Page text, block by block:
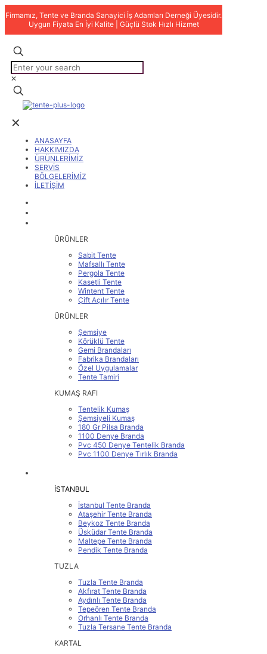
Firmamız, Tente ve Branda Sanayici İş Adamları Derneği Üyesidir.
Uygun Fiyata En İyi Kalite | Güçlü Stok Hızlı Hizmet
✕
✕
ANASAYFA
HAKKIMIZDA
ÜRÜNLERİMİZ
SERVİS
BÖLGELERİMİZ
İLETİŞİM
ÜRÜNLER
Sabit Tente
Mafsallı Tente
Pergola Tente
Kasetli Tente
Wintent Tente
Çift Açılır Tente
ÜRÜNLER
Şemsiye
Körüklü Tente
Gemi Brandaları
Fabrika Brandaları
Özel Uygulamalar
Tente Tamiri
KUMAŞ RAFI
Tentelik Kumaş
Şemsiyeli Kumaş
180 Gr Pilsa Branda
1100 Denye Branda
Pvc 450 Denye Tentelik Branda
Pvc 1100 Denye Tırlık Branda
İSTANBUL
İstanbul Tente Branda
Ataşehir Tente Branda
Beykoz Tente Branda
Üsküdar Tente Branda
Maltepe Tente Branda
Pendik Tente Branda
TUZLA
Tuzla Tente Branda
Akfırat Tente Branda
Aydınlı Tente Branda
Tepeören Tente Branda
Orhanlı Tente Branda
Tuzla Tersane Tente Branda
KARTAL